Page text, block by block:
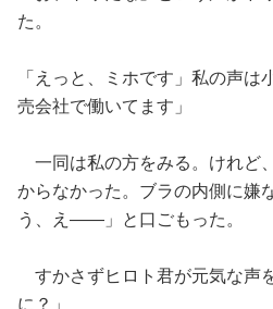
た。
「えっと、ミホです」私の声は
売会社で働いてます」
一同は私の方をみる。けれど
からなかった。ブラの内側に嫌
う、え——」と口ごもった。
すかさずヒロト君が元気な声
に？」